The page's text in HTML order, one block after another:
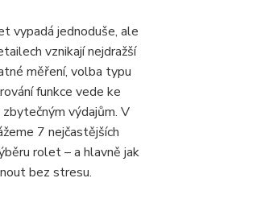
vypadá jednoduše, ale
vznikají nejdražší
měření, volba typu
funkce vede ke
zbytečným výdajům. V
7 nejčastějších
rolet – a hlavně jak
bez stresu.